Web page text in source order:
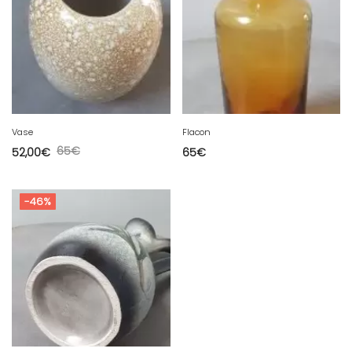
Vase
65€
52,00€
Flacon
65€
-46%